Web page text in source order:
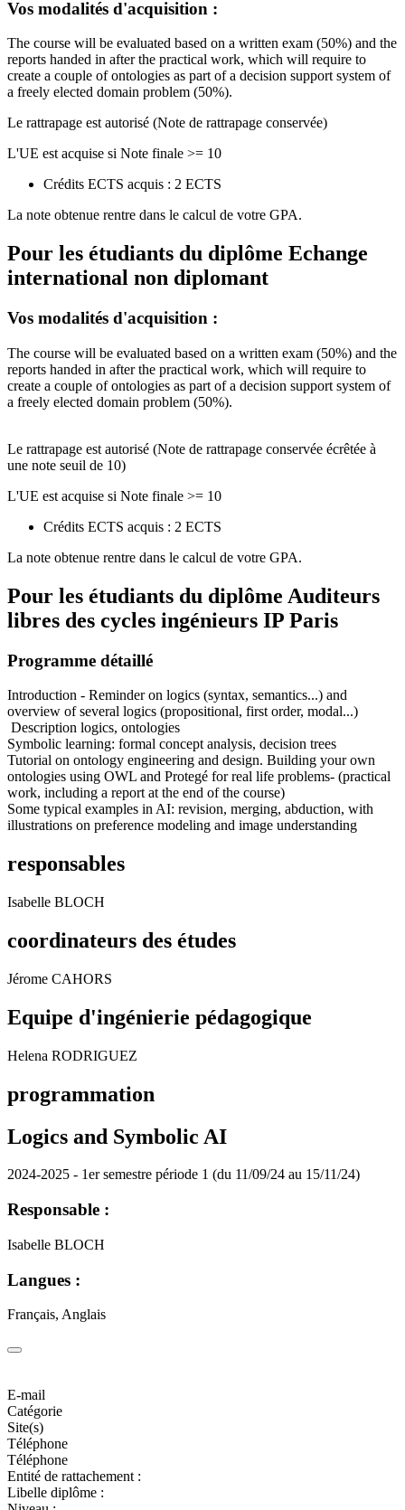
Vos modalités d'acquisition :
The course will be evaluated based on a written exam (50%) and the
reports handed in after the practical work, which will require to
create a couple of ontologies as part of a decision support system of
a freely elected domain problem (50%).
Le rattrapage est autorisé (Note de rattrapage conservée)
L'UE est acquise si Note finale >= 10
Crédits ECTS acquis : 2 ECTS
La note obtenue rentre dans le calcul de votre GPA.
Pour les étudiants du diplôme Echange
international non diplomant
Vos modalités d'acquisition :
The course will be evaluated based on a written exam (50%) and the
reports handed in after the practical work, which will require to
create a couple of ontologies as part of a decision support system of
a freely elected domain problem (50%).
Le rattrapage est autorisé (Note de rattrapage conservée écrêtée à
une note seuil de 10)
L'UE est acquise si Note finale >= 10
Crédits ECTS acquis : 2 ECTS
La note obtenue rentre dans le calcul de votre GPA.
Pour les étudiants du diplôme Auditeurs
libres des cycles ingénieurs IP Paris
Programme détaillé
Introduction - Reminder on logics (syntax, semantics...) and
overview of several logics (propositional, first order, modal...)
Description logics, ontologies
Symbolic learning: formal concept analysis, decision trees
Tutorial on ontology engineering and design. Building your own
ontologies using OWL and Protegé for real life problems- (practical
work, including a report at the end of the course)
Some typical examples in AI: revision, merging, abduction, with
illustrations on preference modeling and image understanding
responsables
Isabelle BLOCH
coordinateurs des études
Jérome CAHORS
Equipe d'ingénierie pédagogique
Helena RODRIGUEZ
programmation
Logics and Symbolic AI
2024-2025 - 1er semestre période 1 (du 11/09/24 au 15/11/24)
Responsable :
Isabelle BLOCH
Langues :
Français, Anglais
E-mail
Catégorie
Site(s)
Téléphone
Téléphone
Entité de rattachement :
Libelle diplôme :